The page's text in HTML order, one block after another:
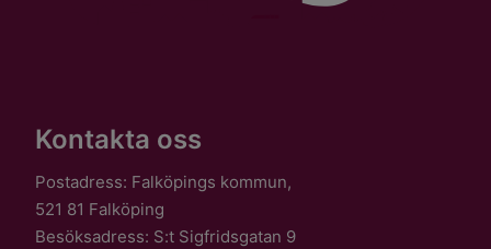
Kontakta oss
Postadress: Falköpings kommun,
521 81 Falköping
Besöksadress: S:t Sigfridsgatan 9